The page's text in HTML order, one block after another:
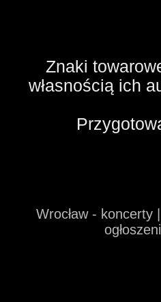
Znaki
własnością ich
Wrocław - koncerty